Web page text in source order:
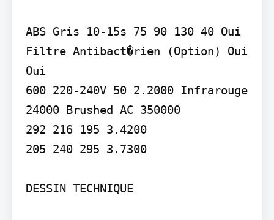
ABS Gris 10-15s 75 90 130 40 Oui
Filtre Antibact�rien (Option) Oui
Oui
600 220-240V 50 2.2000 Infrarouge
24000 Brushed AC 350000
292 216 195 3.4200
205 240 295 3.7300
DESSIN TECHNIQUE